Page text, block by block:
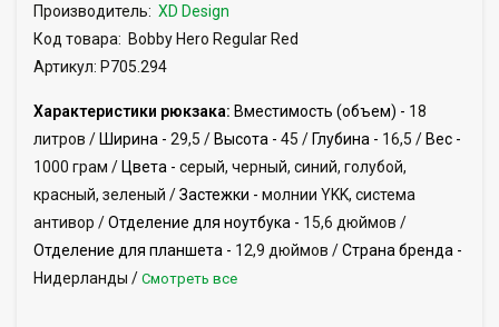
Производитель: XD Design
Код товара: Bobby Hero Regular Red
Артикул: P705.294
Характеристики рюкзака: Вместимость (объем) - 18
литров / Ширина - 29,5 / Высота - 45 / Глубина - 16,5 / Вес -
1000 грам / Цвета - серый, черный, синий, голубой,
красный, зеленый /Застежки - молнии YKK, система
антивор /Отделение для ноутбука - 15,6 дюймов /
Отделение для планшета - 12,9 дюймов /Страна бренда -
Нидерланды / Смотреть все